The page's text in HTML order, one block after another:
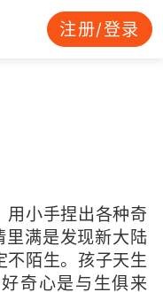
注册/登录
用小手捏出各种奇
里满是发现新大陆
不陌生。孩子天生
奇心是与生俱来